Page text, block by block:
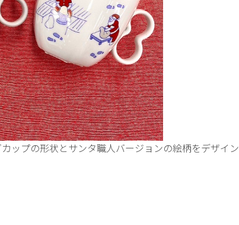
ップの形状とサンタ職人バージョンの絵柄をデザイン